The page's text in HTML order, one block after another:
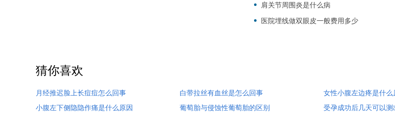
肩关节周围炎是什么病
医院埋线做双眼皮一般费用多少
猜你喜欢
月经推迟脸上长痘痘怎么回事 白带拉丝有血丝是怎么回事
女性小腹左边疼是什么
小腹左下侧隐隐作痛是什么原因
葡萄胎与侵蚀性葡萄胎的区别
受孕成功后几天可以测